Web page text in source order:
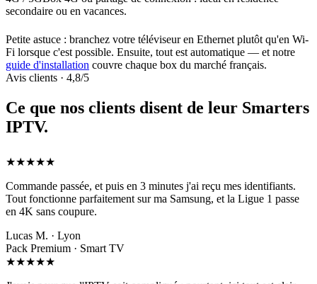
secondaire ou en vacances.
Petite astuce : branchez votre téléviseur en Ethernet plutôt qu'en Wi-
Fi lorsque c'est possible. Ensuite, tout est automatique — et notre
guide d'installation couvre chaque box du marché français.
Avis clients · 4,8/5
Ce que nos clients disent de leur Smarters
IPTV.
★★★★★
Commande passée, et puis en 3 minutes j'ai reçu mes identifiants.
Tout fonctionne parfaitement sur ma Samsung, et la Ligue 1 passe
en 4K sans coupure.
Lucas M. · Lyon
Pack Premium · Smart TV
★★★★★